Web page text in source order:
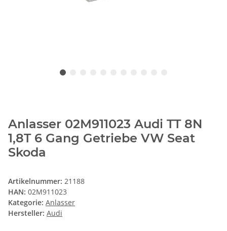
Anlasser 02M911023 Audi TT 8N
1,8T 6 Gang Getriebe VW Seat
Skoda
Artikelnummer: 21188
HAN: 02M911023
Kategorie: Anlasser
Hersteller: Audi